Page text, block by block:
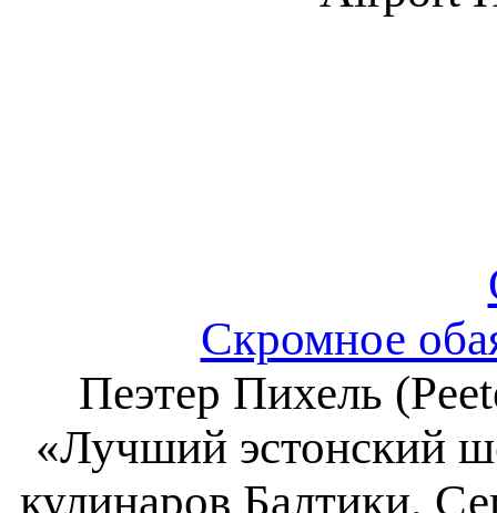
Скромное
Пеэтер Пихель
«Лучший эстонский
кулинаров Балтики.